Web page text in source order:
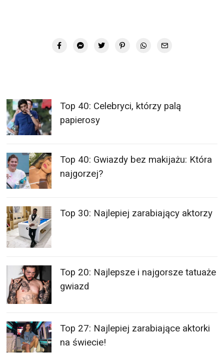
Top 40: Celebryci, którzy palą
papierosy
Top 40: Gwiazdy bez makijażu: Która
najgorzej?
Top 30: Najlepiej zarabiający aktorzy
Top 20: Najlepsze i najgorsze tatuaże
gwiazd
Top 27: Najlepiej zarabiające aktorki
na świecie!